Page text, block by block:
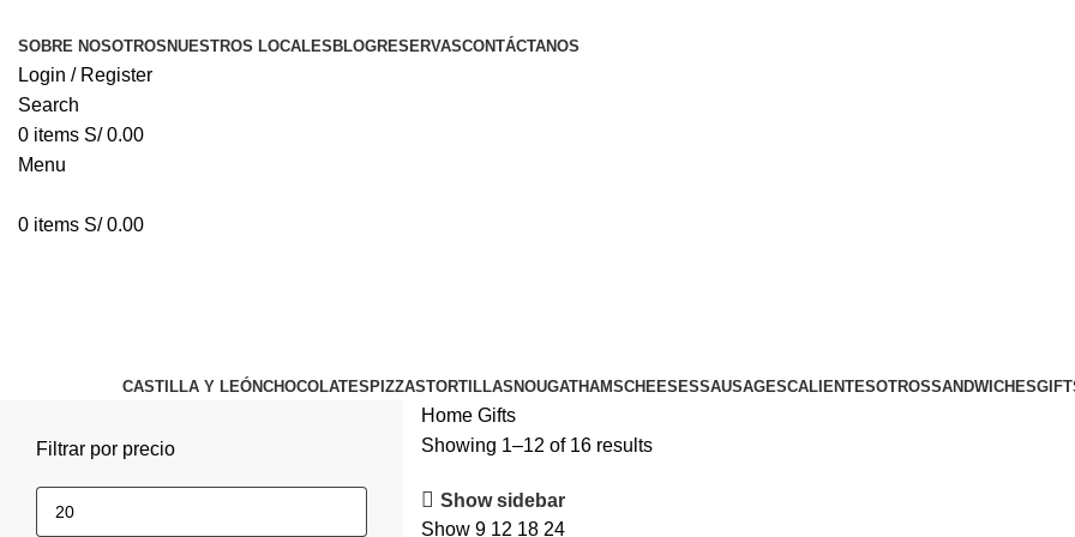
SOBRE NOSOTROS NUESTROS LOCALES BLOGRESERVASCONTÁCTANOS
Login / Register
Search
0 items S/0.00
Menu
0 items S/0.00
CASTILLA Y LEÓNCHOCOLATES PIZZASTORTILLAS NOUGATHAMSCHEESESSAUSAGESCALIENTESOTROSSANDWICHES
Filtrar por precio
Home Gifts
Showing 1–12 of 16 results
Show sidebar
Show 9 12 18 24